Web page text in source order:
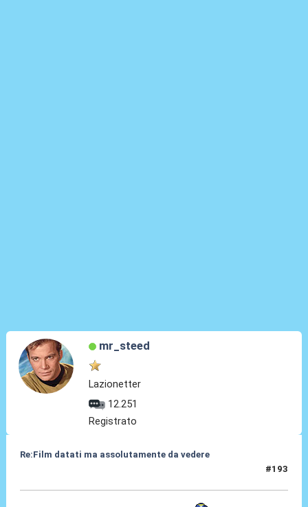
mr_steed
Lazionetter
12.251
Registrato
Re:Film datati ma assolutamente da vedere
#193